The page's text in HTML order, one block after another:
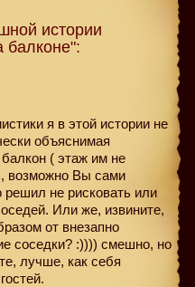
истории
балконе":
я в этой истории не
объяснимая
( этаж им не
возможно Вы сами
решил не рисковать или
Или же, извините,
от внезапно
соседки? :)))) смешно, но
лучше, как себя